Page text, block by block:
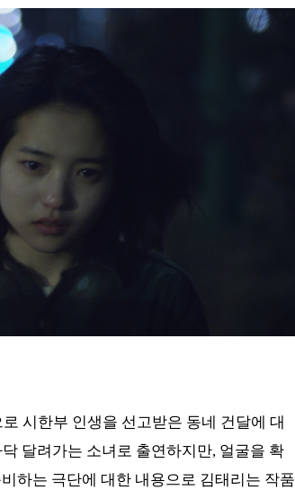
시한부 인생을 선고받은 동네 건달에 대
달려가는 소녀로 출연하지만, 얼굴을 확
하는 극단에 대한 내용으로 김태리는 작품